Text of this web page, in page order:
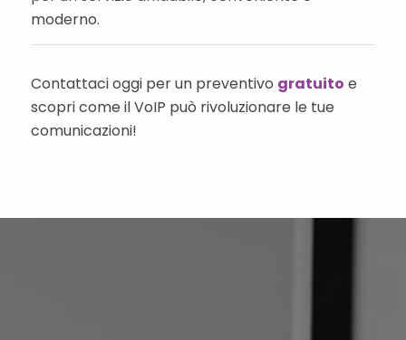
moderno.
Contattaci oggi per un preventivo gratuito e
scopri come il VoIP può rivoluzionare le tue
comunicazioni!